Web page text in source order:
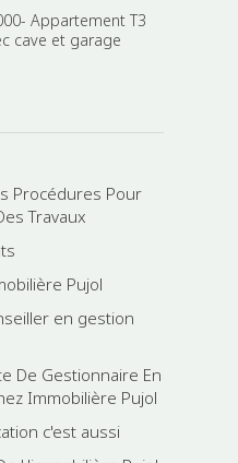
Appartement T3
cave et garage
Procédures Pour
Travaux
Pujol
en gestion
De Gestionnaire En
Immobilière Pujol
c'est aussi